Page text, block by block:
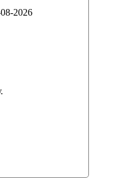
2026